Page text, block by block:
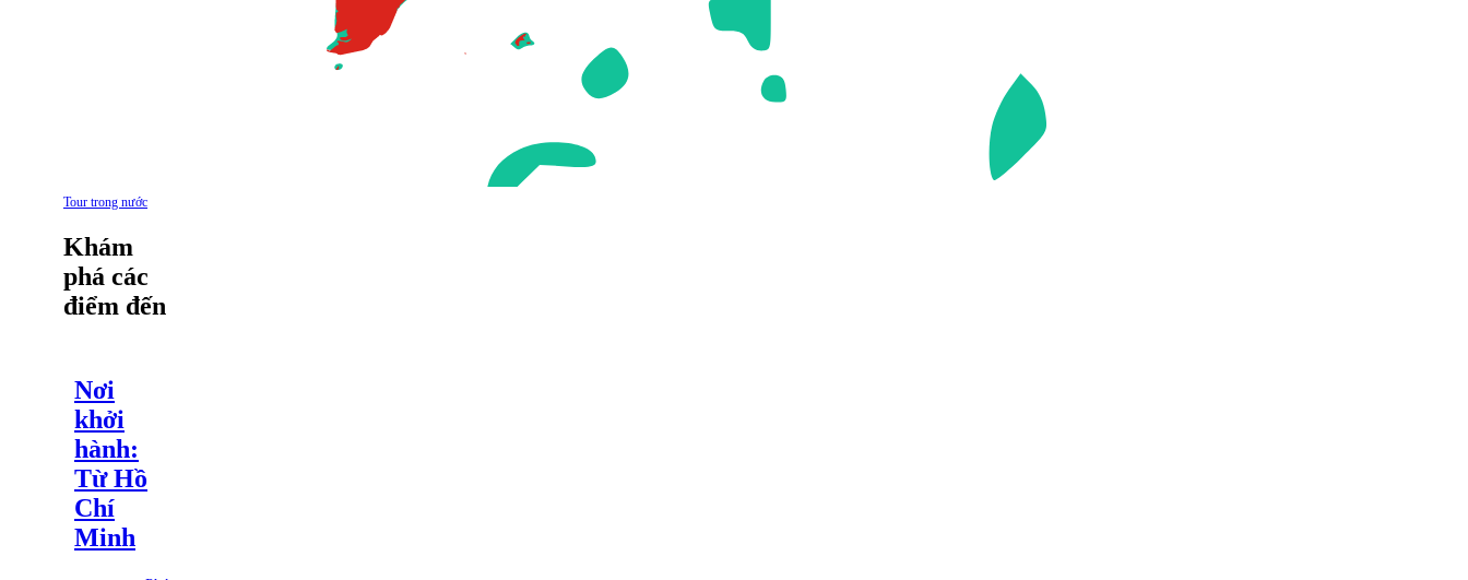
Tour trong nước
Khám
phá các
điểm đến
Nơi
khởi
hành:
Từ Hồ
Chí
Minh